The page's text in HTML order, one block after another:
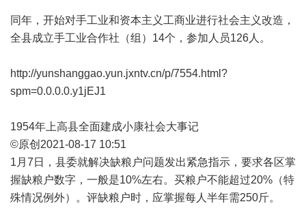
同年，开始对手工业和资本主义工商业进行社会主义改造，
全县成立手工业合作社（组）14个，参加人员126人。
http://yunshanggao.yun.jxntv.cn/p/7554.html?
spm=0.0.0.0.y1jEJ1
1954年上高县全面建成小康社会大事记
©原创2021-08-17 10:51
1月7日，县委就解决缺粮户问题发出紧急指示，要求各区掌
握缺粮户数字，一般是10%左右。买粮户不能超过20%（特
殊情况例外）。评缺粮户时，应掌握每人半年需250斤。